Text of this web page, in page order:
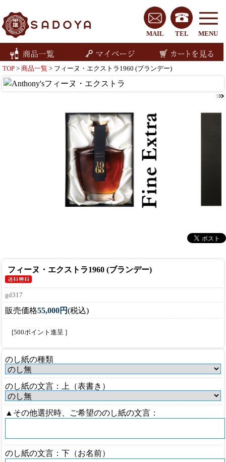
MENU
TEL
MAIL
TOP > 商品一覧 > フィーヌ・エクストラ1960 (ブランデー)
フィーヌ・エクストラ1960 (ブランデー)
gd317
販売価格55,000円(税込)
[500ポイント進呈 ]
のし紙の種類
のし紙の文言：上（表書き）
▲その他選択時、ご希望ののし紙の文言：
のし紙の文言：下（お名前）